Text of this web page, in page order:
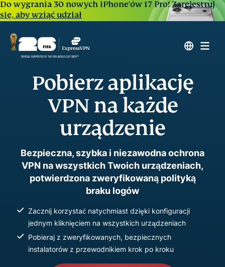
Do wygrania 30 nowych iPhone'ów 17 Pro!Zarejestruj
się, aby wziąć udział
Pobierz aplikację
VPN na każde
urządzenie
Bezpieczna, szybka i niezawodna ochrona
VPN na wszystkich Twoich urządzeniach,
potwierdzona zweryfikowaną polityką
braku logów
Zacznij korzystać natychmiast dzięki konfiguracji
jednym kliknięciem na wszystkich urządzeniach
Pobieraj z zweryfikowanych, bezpiecznych
instalatorów z przewodnikiem krok po kroku